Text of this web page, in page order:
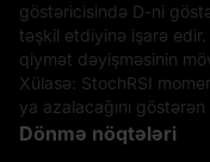
göstəricisində D-ni
təşkil etdiyinə işarə
qiymət dəyişməsinin
Xülasə: StochRSI
ya azalacağını
Dönmə nöqtələri